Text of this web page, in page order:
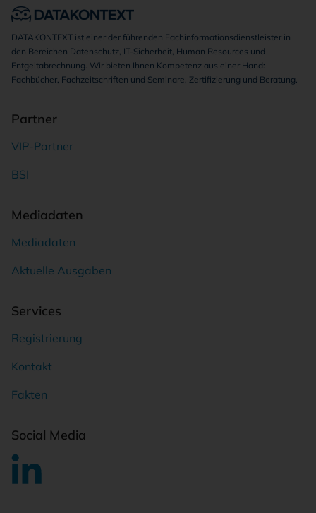
DATAKONTEXT ist einer der führenden Fachinformationsdienstleister in
den Bereichen Datenschutz, IT-Sicherheit, Human Resources und
Entgeltabrechnung. Wir bieten Ihnen Kompetenz aus einer Hand:
Fachbücher, Fachzeitschriften und Seminare, Zertifizierung und Beratung.
Partner
VIP-Partner
BSI
Mediadaten
Mediadaten
Aktuelle Ausgaben
Services
Registrierung
Kontakt
Fakten
Social Media